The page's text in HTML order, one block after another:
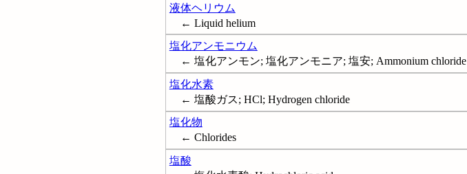
液体ヘリウム
← Liquid helium
塩化アンモニウム
← 塩化アンモン; 塩化アンモニア; 塩安; Ammonium chloride
塩化水素
← 塩酸ガス; HCl; Hydrogen chloride
塩化物
← Chlorides
塩酸